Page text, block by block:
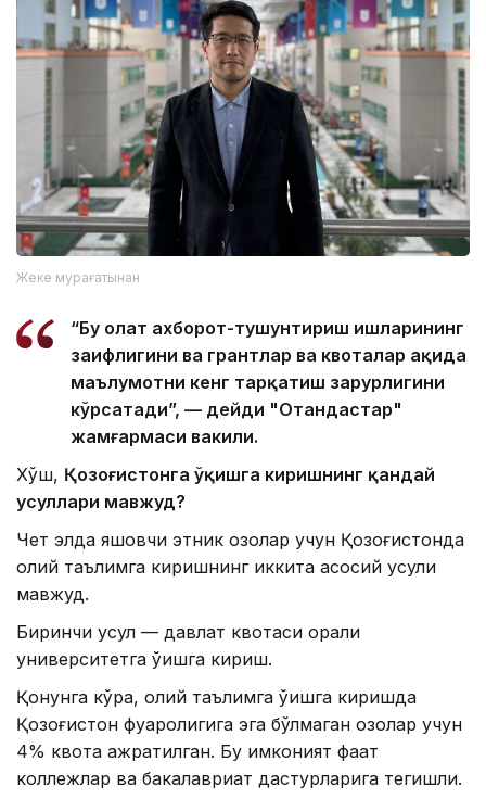
Жеке мурағатынан
“Бу ҳолат ахборот-тушунтириш ишларининг
заифлигини ва грантлар ва квоталар ҳақида
маълумотни кенг тарқатиш зарурлигини
кўрсатади”, — дейди "Отандастар"
жамғармаси вакили.
Хўш, Қозоғистонга ўқишга киришнинг қандай
усуллари мавжуд?
Чет элда яшовчи этник қозоқлар учун Қозоғистонда
олий таълимга киришнинг иккита асосий усули
мавжуд.
Биринчи усул — давлат квотаси орқали
университетга ўқишга кириш.
Қонунга кўра, олий таълимга ўқишга киришда
Қозоғистон фуқаролигига эга бўлмаган қозоқлар учун
4% квота ажратилган. Бу имконият фақат
коллежлар ва бакалавриат дастурларига тегишли.